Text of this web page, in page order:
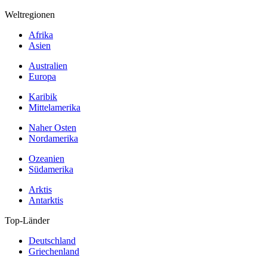
Weltregionen
Afrika
Asien
Australien
Europa
Karibik
Mittelamerika
Naher Osten
Nordamerika
Ozeanien
Südamerika
Arktis
Antarktis
Top-Länder
Deutschland
Griechenland